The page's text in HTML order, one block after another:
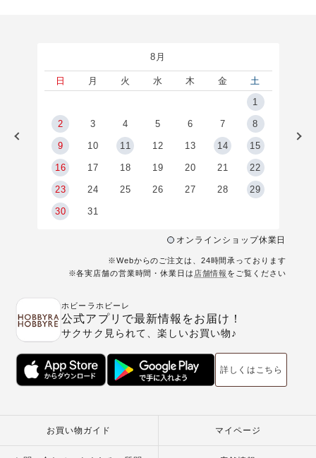
8月
日 月 火 水 木 金
土
1
2 3 4 5 6 7 8
9 10 11 12 13 14 15
16 17 18 19 20 21 22
23 24 25 26 27 28 29
30 31
オンラインショップ休業日
※Webからのご注文は、24時間承っております
※各実店舗の営業時間・休業日は 店舗情報 をご覧ください
ホビーラホビーレ
公式アプリで最新情報をお届け！
サクサク見られて、楽しいお買い物♪
詳しくはこちら
お買い物ガイド マイページ